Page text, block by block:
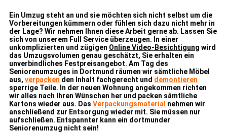
Ein Umzug steht an und sie möchten sich nicht selbst um die
Vorbereitungen kümmern oder fühlen sich dazu nicht mehr in
der Lage? Wir nehmen Ihnen diese Arbeit gerne ab. Lassen Sie
sich von unserem Full Service überzeugen. In einer
unkomplizierten und zügigen Online Video-Besichtigung wird
das Umzugsvolumen genau geschätzt, Sie erhalten ein
unverbindliches Festpreisangebot. Am Tag des
Seniorenumzuges in Dortmund räumen wir sämtliche Möbel
aus, verpacken den Inhalt fachgerecht und demontieren
sperrige Teile. In der neuen Wohnung angekommen richten
wir alles nach Ihren Wünschen her und packen sämtliche
Kartons wieder aus. Das Verpackungsmaterial nehmen wir
anschließend zur Entsorgung wieder mit. Sie müssen nur
aufschließen. Entspannter kann ein dortmunder
Seniorenumzug nicht sein!